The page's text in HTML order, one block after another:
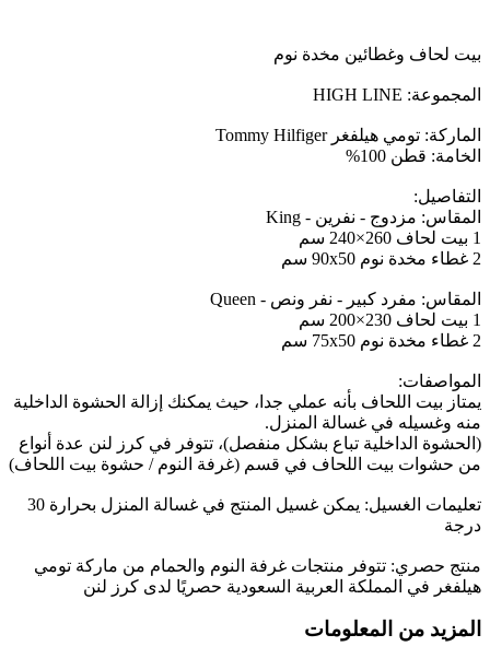
بيت لحاف وغطائين مخدة نوم
المجموعة: HIGH LINE
الماركة: تومي هيلفغر Tommy Hilfiger
الخامة: قطن 100%
التفاصيل:
المقاس: مزدوج - نفرين - King
1 بيت لحاف 260×240 سم
2 غطاء مخدة نوم 90x50 سم
المقاس: مفرد كبير - نفر ونص - Queen
1 بيت لحاف 230×200 سم
2 غطاء مخدة نوم 75x50 سم
المواصفات:
يمتاز بيت اللحاف بأنه عملي جدا، حيث يمكنك إزالة الحشوة الداخلية
منه وغسيله في غسالة المنزل.
(الحشوة الداخلية تباع بشكل منفصل)، تتوفر في كرز لنن عدة أنواع
من حشوات بيت اللحاف في قسم (غرفة النوم / حشوة بيت اللحاف)
تعليمات الغسيل: يمكن غسيل المنتج في غسالة المنزل بحرارة 30
درجة
منتج حصري: تتوفر منتجات غرفة النوم والحمام من ماركة تومي
هيلفغر في المملكة العربية السعودية حصريًا لدى كرز لنن
المزيد من المعلومات